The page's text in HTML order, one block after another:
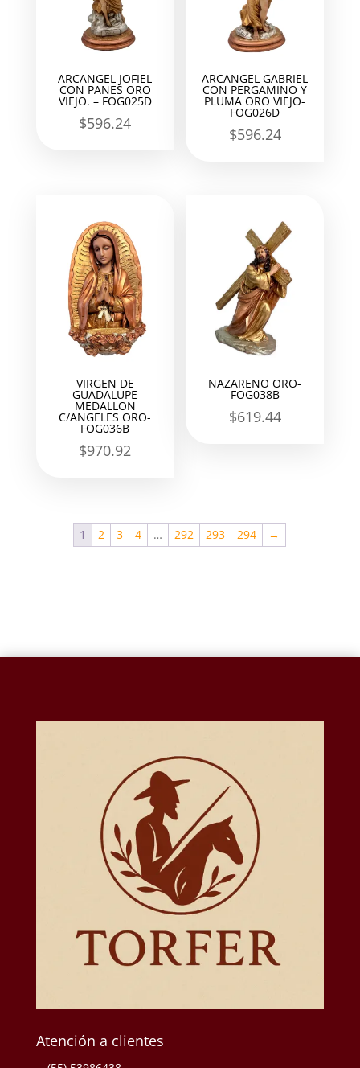
ARCANGEL JOFIEL
CON PANES ORO
VIEJO. – FOG025D
$596.24
ARCANGEL GABRIEL
CON PERGAMINO Y
PLUMA ORO VIEJO-
FOG026D
$596.24
VIRGEN DE
GUADALUPE
MEDALLON
C/ANGELES ORO-
FOG036B
$970.92
NAZARENO ORO-
FOG038B
$619.44
1 2 3 4 … 292 293 294 →
Atención a clientes